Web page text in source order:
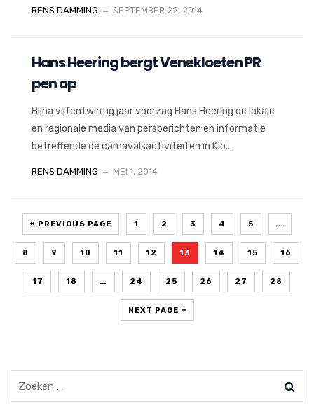
RENS DAMMING SEPTEMBER 22, 2014
Hans Heering bergt Venekloeten PR
pen op
Bijna vijfentwintig jaar voorzag Hans Heering de lokale
en regionale media van persberichten en informatie
betreffende de carnavalsactiviteiten in Klo...
RENS DAMMING MEI 1, 2014
« PREVIOUS PAGE 1 2 3 4 5 …
8 9 10 11 12 13 14 15 16
17 18 … 24 25 26 27 28
NEXT PAGE »